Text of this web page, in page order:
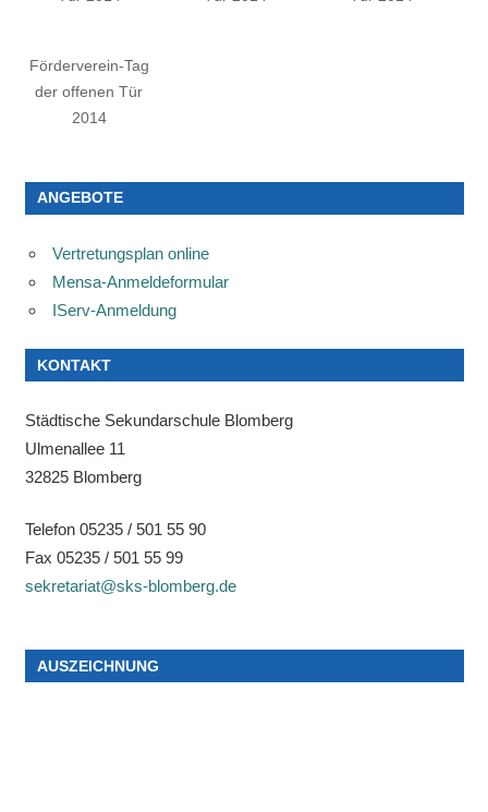
Förderverein-Tag
der offenen Tür
2014
ANGEBOTE
Vertretungsplan online
Mensa-Anmeldeformular
IServ-Anmeldung
KONTAKT
Städtische Sekundarschule Blomberg
Ulmenallee 11
32825 Blomberg
Telefon 05235 / 501 55 90
Fax 05235 / 501 55 99
sekretariat@sks-blomberg.de
AUSZEICHNUNG